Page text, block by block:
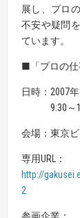
展し、プロ
不安や疑問
ています。
■「プロの
日時：2007
9:30～
会場：東京
専用URL：
http://
2